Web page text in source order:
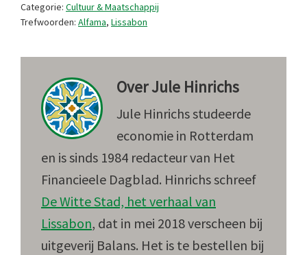
Categorie: Cultuur & Maatschappij
Trefwoorden: Alfama, Lissabon
OverJule Hinrichs
Jule Hinrichs studeerde
economie in Rotterdam
en is sinds 1984 redacteur van Het
Financieele Dagblad. Hinrichs schreef
De Witte Stad, het verhaal van
Lissabon, dat in mei 2018 verscheen bij
uitgeverij Balans. Het is te bestellen bij